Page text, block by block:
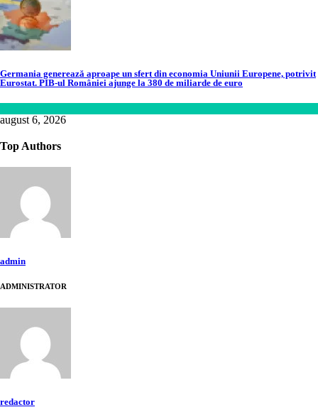
Germania generează aproape un sfert din economia Uniunii Europene, potrivit
Eurostat. PIB-ul României ajunge la 380 de miliarde de euro
august 6, 2026
Top Authors
admin
ADMINISTRATOR
redactor